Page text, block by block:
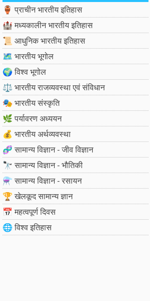
🏺 प्राचीन भारतीय इतिहास
🏰 मध्यकालीन भारतीय इतिहास
📜 आधुनिक भारतीय इतिहास
🗺️ भारतीय भूगोल
🌍 विश्व भूगोल
⚖️ भारतीय राजव्यवस्था एवं संविधान
🎭 भारतीय संस्कृति
🌿 पर्यावरण अध्ययन
💰 भारतीय अर्थव्यवस्था
🧬 सामान्य विज्ञान - जीव विज्ञान
🔭 सामान्य विज्ञान - भौतिकी
⚗️ सामान्य विज्ञान - रसायन
🏆 खेलकूद सामान्य ज्ञान
📅 महत्वपूर्ण दिवस
🌐 विश्व इतिहास